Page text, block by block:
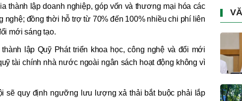
thành lập doanh nghiệp, góp vốn và thương mại hóa các
nghệ; đồng thời hỗ trợ từ 70% đến 100% nhiều chi phí liên
mới sáng tạo.
lập Quỹ Phát triển khoa học, công nghệ và đổi mới
tài chính nhà nước ngoài ngân sách hoạt động không vì
sẽ quy định ngưỡng lưu lượng xả thải bắt buộc phải lắp